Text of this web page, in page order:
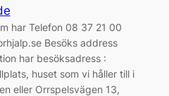
har Telefon 08 37 21 00
Besöks address
har besöksadress :
huset som vi håller till i
eller Orrspelsvägen 13,